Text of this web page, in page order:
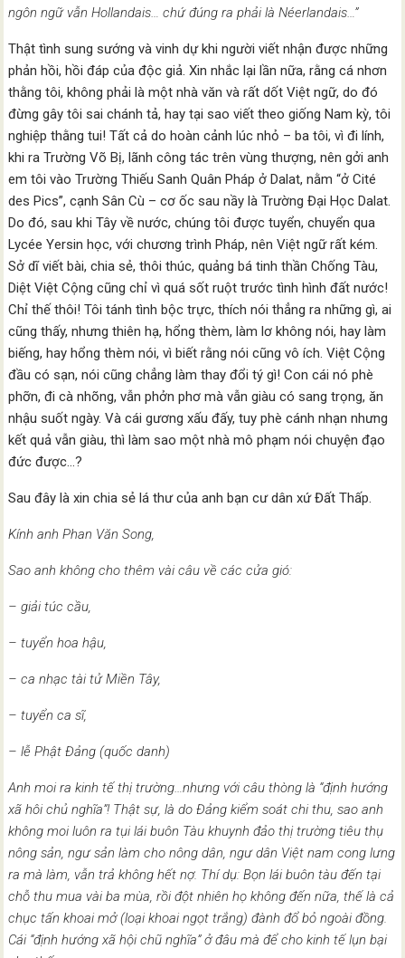
ngôn ngữ vẫn Hollandais… chứ đúng ra phải là Néerlandais…”
Thật tình sung sướng và vinh dự khi người viết nhận được những
phản hồi, hồi đáp của độc giả. Xin nhắc lại lần nữa, rằng cá nhơn
thằng tôi, không phải là một nhà văn và rất dốt Việt ngữ, do đó
đừng gây tôi sai chánh tả, hay tại sao viết theo giống Nam kỳ, tôi
nghiệp thằng tui! Tất cả do hoàn cảnh lúc nhỏ – ba tôi, vì đi lính,
khi ra Trường Võ Bị, lãnh công tác trên vùng thượng, nên gởi anh
em tôi vào Trường Thiếu Sanh Quân Pháp ở Dalat, nằm “ở Cité
des Pics”, cạnh Sân Cù – cơ ốc sau nầy là Trường Đại Học Dalat.
Do đó, sau khi Tây về nước, chúng tôi được tuyển, chuyển qua
Lycée Yersin học, với chương trình Pháp, nên Việt ngữ rất kém.
Sở dĩ viết bài, chia sẻ, thôi thúc, quảng bá tinh thần Chống Tàu,
Diệt Việt Cộng cũng chỉ vì quá sốt ruột trước tình hình đất nước!
Chỉ thế thôi! Tôi tánh tình bộc trực, thích nói thẳng ra những gì, ai
cũng thấy, nhưng thiên hạ, hổng thèm, làm lơ không nói, hay làm
biếng, hay hổng thèm nói, vì biết rằng nói cũng vô ích. Việt Cộng
đầu có sạn, nói cũng chẳng làm thay đổi tý gì! Con cái nó phè
phỡn, đi cà nhõng, vẫn phởn phơ mà vẫn giàu có sang trọng, ăn
nhậu suốt ngày. Và cái gương xấu đấy, tuy phè cánh nhạn nhưng
kết quả vẫn giàu, thì làm sao một nhà mô phạm nói chuyện đạo
đức được…?
Sau đây là xin chia sẻ lá thư của anh bạn cư dân xứ Đất Thấp.
Kính anh Phan Văn Song,
Sao anh không cho thêm vài câu về các cửa gió:
– giải túc cầu,
– tuyển hoa hậu,
– ca nhạc tài tử Miền Tây,
– tuyển ca sĩ,
– lễ Phật Đảng (quốc danh)
Anh moi ra kinh tế thị trường…nhưng với câu thòng là “định hướng
xã hôi chủ nghĩa”! Thật sự, là do Đảng kiểm soát chi thu, sao anh
không moi luôn ra tụi lái buôn Tàu khuynh đảo thị trường tiêu thụ
nông sản, ngư sản làm cho nông dân, ngư dân Việt nam cong lưng
ra mà làm, vẫn trả không hết nợ. Thí dụ: Bọn lái buôn tàu đến tại
chỗ thu mua vài ba mùa, rồi đột nhiên họ không đến nữa, thế là cả
chục tấn khoai mở (loại khoai ngọt trắng) đành đổ bỏ ngoài đồng.
Cái “định hướng xã hội chũ nghĩa” ở đâu mà để cho kinh tế lụn bại